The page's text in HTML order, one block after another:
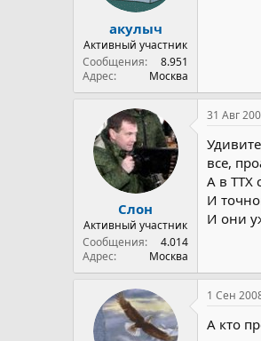
акулыч
Активный участник
Сообщения
8.951
Адрес
Москва
Слон
Активный участник
Сообщения
4.014
Адрес
Москва
31 Авг
все,
А в ТТХ
И
И они
1 Сен
А кто